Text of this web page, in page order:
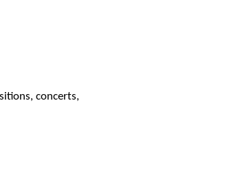
concerts,